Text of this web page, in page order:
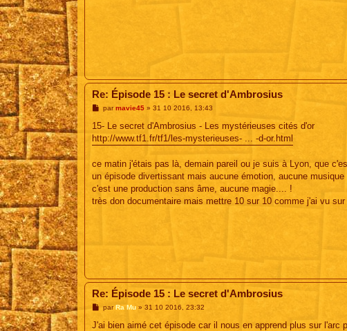
Re: Épisode 15 : Le secret d'Ambrosius
M
s
a
parmavie45» 31 10 2016, 13:43
15- Le secret d'Ambrosius - Les mystérieuses cités d'or
http://www.tf1.fr/tf1/les-mysterieuses- ... -d-or.html
ce matin j'étais pas là, demain pareil ou je suis à Lyon, que
un épisode divertissant mais aucune émotion, aucune
c'est une production sans âme, aucune magie.... !
très don documentaire mais mettre 10 sur 10 comme j'ai vu
Re: Épisode 15 : Le secret d'Ambrosius
M
s
par Ra Mu» 31 10 2016, 23:32
J'ai bien aimé cet épisode car il nous en apprend plus sur l'arc